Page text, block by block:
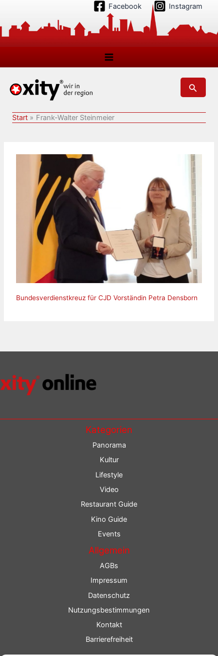
springen
Facebook Instagram
Suchen
Start Frank-Walter Steinmeier
Bundesverdienstkreuz für CJD Vorständin Petra Densborn
Kategorien
Panorama
Kultur
Lifestyle
Video
Restaurant Guide
Kino Guide
Events
Allgemein
AGBs
Impressum
Datenschutz
Nutzungsbestimmungen
Kontakt
Barrierefreiheit